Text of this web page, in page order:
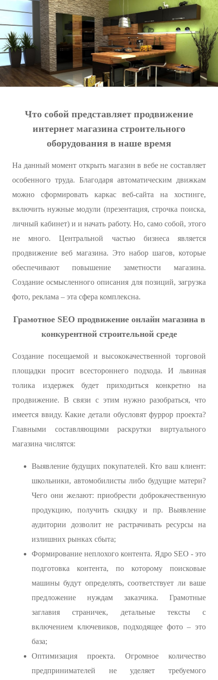
Что собой представляет продвижение
интернет магазина строительного
оборудования в наше время
На данный момент открыть магазин в вебе не составляет
особенного труда. Благодаря автоматическим движкам
можно сформировать каркас веб-сайта на хостинге,
включить нужные модули (презентация, строчка поиска,
личный кабинет) и и начать работу. Но, само собой, этого
не много. Центральной частью бизнеса является
продвижение веб магазина. Это набор шагов, которые
обеспечивают повышение заметности магазина.
Создание осмысленного описания для позиций, загрузка
фото, реклама – эта сфера комплексна.
Грамотное SEO продвижение онлайн магазина в
конкурентной строительной среде
Создание посещаемой и высококачественной торговой
площадки просит всестороннего подхода. И львиная
толика издержек будет приходиться конкретно на
продвижение. В связи с этим нужно разобраться, что
имеется ввиду. Какие детали обусловят фуррор проекта?
Главными составляющими раскрутки виртуального
магазина числятся:
Выявление будущих покупателей. Кто ваш клиент:
школьники, автомобилисты либо будущие матери?
Чего они желают: приобрести доброкачественную
продукцию, получить скидку и пр. Выявление
аудитории дозволит не растрачивать ресурсы на
излишних рынках сбыта;
Формирование неплохого контента. Ядро SEO - это
подготовка контента, по которому поисковые
машины будут определять, соответствует ли ваше
предложение нуждам заказчика. Грамотные
заглавия страничек, детальные тексты с
включением ключевиков, подходящее фото – это
база;
Оптимизация проекта. Огромное количество
предпринимателей не уделяет требуемого